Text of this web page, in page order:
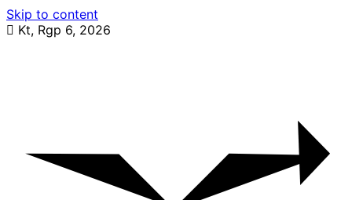
Skip to content
Kt, Rgp 6, 2026